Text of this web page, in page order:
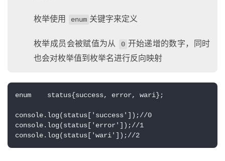
枚举使用 enum 关键字来定义
枚举成员会被赋值为从 0 开始递增的数字，同时
也会对枚举值到枚举名进行反向映射
enum    status{success, error, wari};
console.log(status['success']);//0
console.log(status['error']);//1
console.log(status['wari']);//2